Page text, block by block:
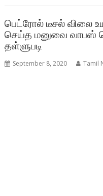
பெட்ரோல் டீசல் விலை
செய்த மனுவை வாபஸ்
தள்ளுபடி
September 8, 2020 Tamil